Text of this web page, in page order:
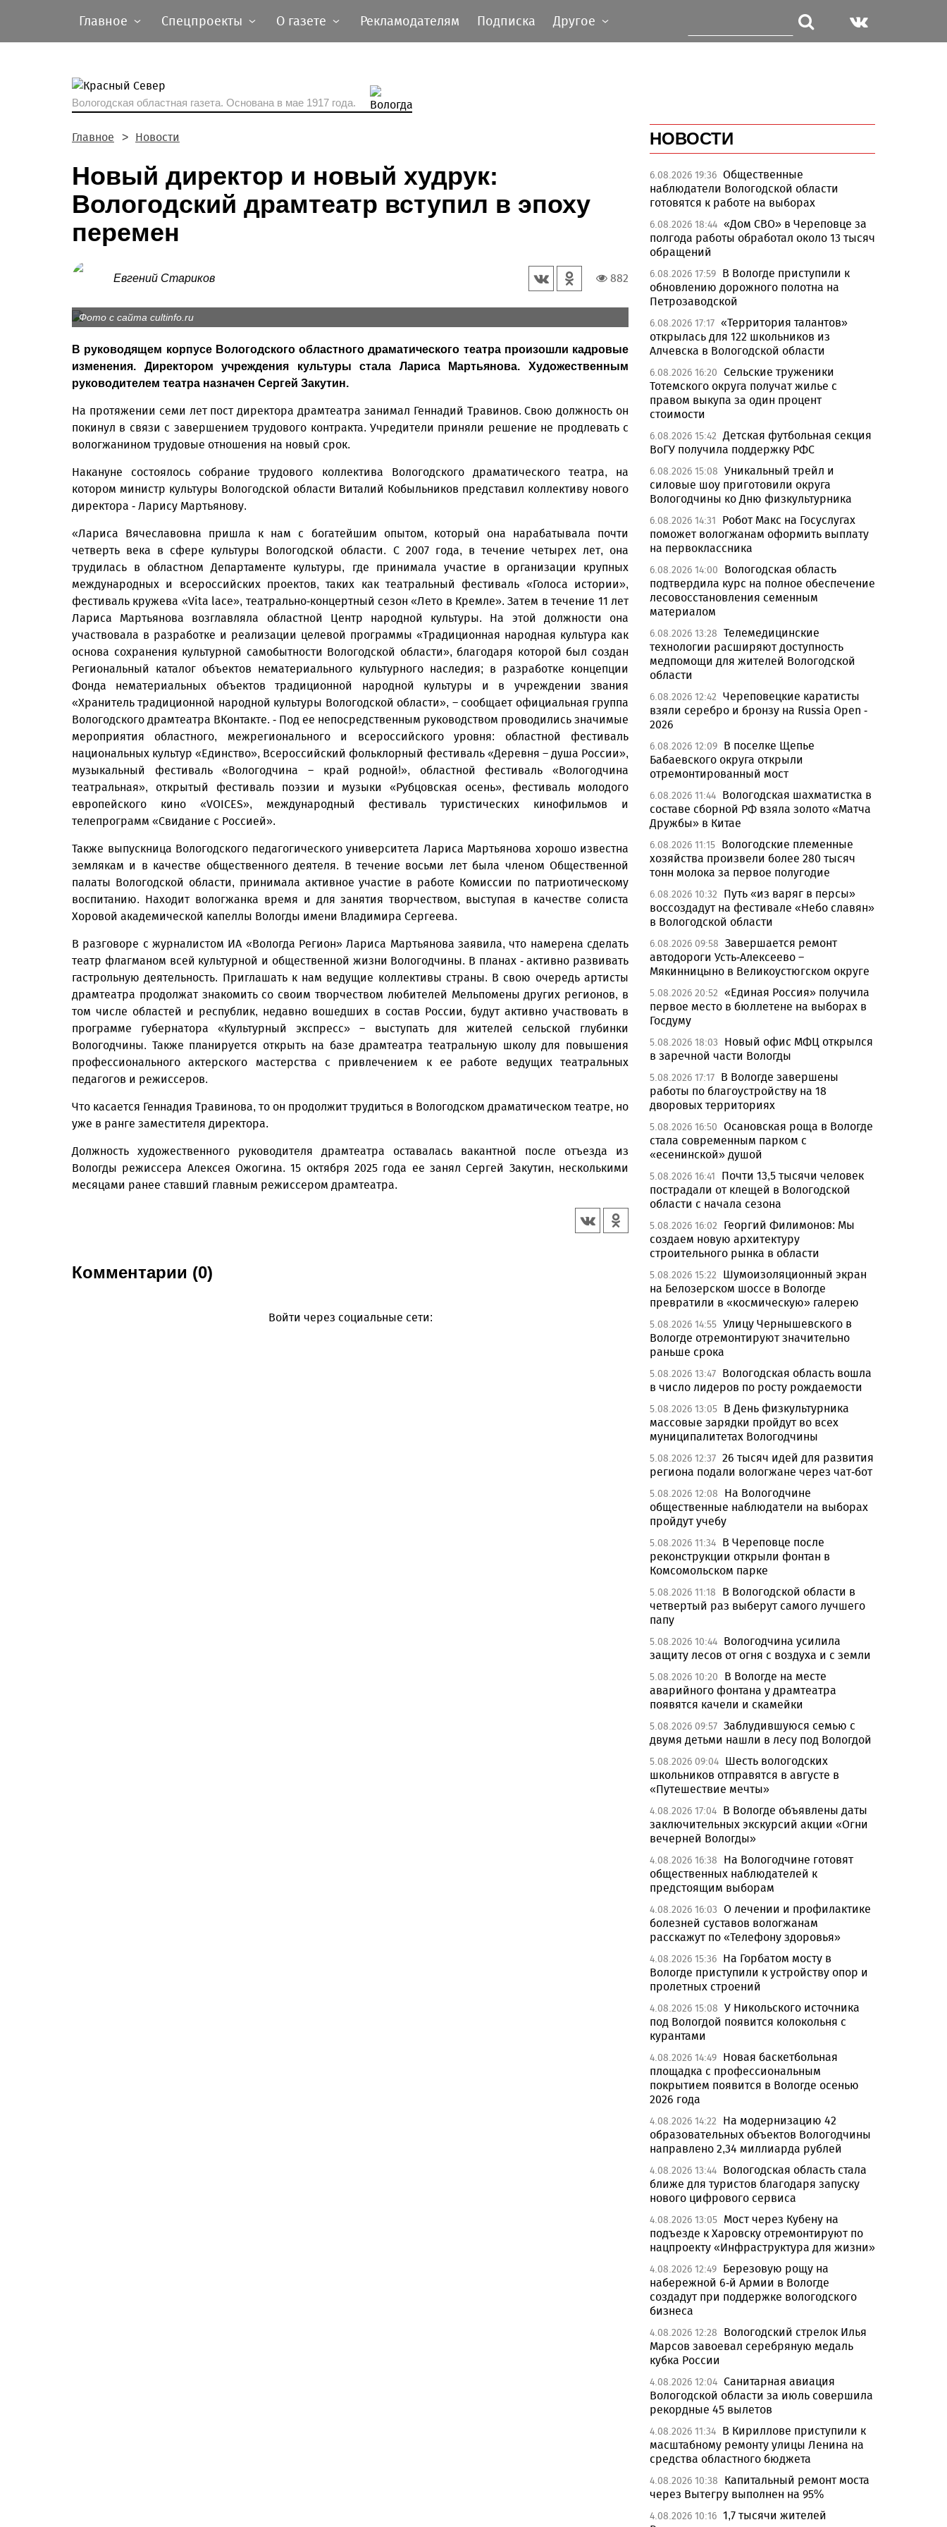
Главное Спецпроекты О газете Рекламодателям Подписка Другое
Вологодская областная газета. Основана в мае 1917 года.
Главное Новости
Новый директор и новый худрук:
Вологодский драмтеатр вступил в эпоху
перемен
Евгений Стариков 882
Фото с сайта cultinfo.ru
В руководящем корпусе Вологодского областного драматического театра произошли кадровые
изменения. Директором учреждения культуры стала Лариса Мартьянова. Художественным
руководителем театра назначен Сергей Закутин.
На протяжении семи лет пост директора драмтеатра занимал Геннадий Травинов. Свою должность он
покинул в связи с завершением трудового контракта. Учредители приняли решение не продлевать с
вологжанином трудовые отношения на новый срок.
Накануне состоялось собрание трудового коллектива Вологодского драматического театра, на
котором министр культуры Вологодской области Виталий Кобыльников представил коллективу нового
директора - Ларису Мартьянову.
«Лариса Вячеславовна пришла к нам с богатейшим опытом, который она нарабатывала почти
четверть века в сфере культуры Вологодской области. С 2007 года, в течение четырех лет, она
трудилась в областном Департаменте культуры, где принимала участие в организации крупных
международных и всероссийских проектов, таких как театральный фестиваль «Голоса истории»,
фестиваль кружева «Vita lace», театрально-концертный сезон «Лето в Кремле». Затем в течение 11 лет
Лариса Мартьянова возглавляла областной Центр народной культуры. На этой должности она
участвовала в разработке и реализации целевой программы «Традиционная народная культура как
основа сохранения культурной самобытности Вологодской области», благодаря которой был создан
Региональный каталог объектов нематериального культурного наследия; в разработке концепции
Фонда нематериальных объектов традиционной народной культуры и в учреждении звания
«Хранитель традиционной народной культуры Вологодской области», – сообщает официальная группа
Вологодского драмтеатра ВКонтакте. - Под ее непосредственным руководством проводились значимые
мероприятия областного, межрегионального и всероссийского уровня: областной фестиваль
национальных культур «Единство», Всероссийский фольклорный фестиваль «Деревня – душа России»,
музыкальный фестиваль «Вологодчина – край родной!», областной фестиваль «Вологодчина
театральная», открытый фестиваль поэзии и музыки «Рубцовская осень», фестиваль молодого
европейского кино «VOICES», международный фестиваль туристических кинофильмов и
телепрограмм «Свидание с Россией».
Также выпускница Вологодского педагогического университета Лариса Мартьянова хорошо известна
землякам и в качестве общественного деятеля. В течение восьми лет была членом Общественной
палаты Вологодской области, принимала активное участие в работе Комиссии по патриотическому
воспитанию. Находит вологжанка время и для занятия творчеством, выступая в качестве солиста
Хоровой академической капеллы Вологды имени Владимира Сергеева.
В разговоре с журналистом ИА «Вологда Регион» Лариса Мартьянова заявила, что намерена сделать
театр флагманом всей культурной и общественной жизни Вологодчины. В планах - активно развивать
гастрольную деятельность. Приглашать к нам ведущие коллективы страны. В свою очередь артисты
драмтеатра продолжат знакомить со своим творчеством любителей Мельпомены других регионов, в
том числе областей и республик, недавно вошедших в состав России, будут активно участвовать в
программе губернатора «Культурный экспресс» – выступать для жителей сельской глубинки
Вологодчины. Также планируется открыть на базе драмтеатра театральную школу для повышения
профессионального актерского мастерства с привлечением к ее работе ведущих театральных
педагогов и режиссеров.
Что касается Геннадия Травинова, то он продолжит трудиться в Вологодском драматическом театре, но
уже в ранге заместителя директора.
Должность художественного руководителя драмтеатра оставалась вакантной после отъезда из
Вологды режиссера Алексея Ожогина. 15 октября 2025 года ее занял Сергей Закутин, несколькими
месяцами ранее ставший главным режиссером драмтеатра.
Комментарии (0)
Войти через социальные сети:
НОВОСТИ
6.08.2026 19:36 Общественные
наблюдатели Вологодской области
готовятся к работе на выборах
6.08.2026 18:44 «Дом СВО» в Череповце за
полгода работы обработал около 13 тысяч
обращений
6.08.2026 17:59 В Вологде приступили к
обновлению дорожного полотна на
Петрозаводской
6.08.2026 17:17 «Территория талантов»
открылась для 122 школьников из
Алчевска в Вологодской области
6.08.2026 16:20 Сельские труженики
Тотемского округа получат жилье с
правом выкупа за один процент
стоимости
6.08.2026 15:42 Детская футбольная секция
ВоГУ получила поддержку РФС
6.08.2026 15:08 Уникальный трейл и
силовые шоу приготовили округа
Вологодчины ко Дню физкультурника
6.08.2026 14:31
Робот Макс на Госуслугах
поможет вологжанам оформить выплату
на первоклассника
6.08.2026 14:00
Вологодская область
подтвердила курс на полное обеспечение
лесовосстановления семенным
материалом
6.08.2026 13:28 Телемедицинские
технологии расширяют доступность
медпомощи для жителей Вологодской
области
6.08.2026 12:42 Череповецкие каратисты
взяли серебро и бронзу на Russia Open -
2026
6.08.2026 12:09 В поселке Щепье
Бабаевского округа открыли
отремонтированный мост
6.08.2026 11:44 Вологодская шахматистка в
составе сборной РФ взяла золото «Матча
Дружбы» в Китае
6.08.2026 11:15 Вологодские племенные
хозяйства произвели более 280 тысяч
тонн молока за первое полугодие
6.08.2026 10:32
Путь «из варяг в персы»
воссоздадут на фестивале «Небо славян»
в Вологодской области
6.08.2026 09:58 Завершается ремонт
автодороги Усть-Алексеево –
Мякинницыно в Великоустюгском округе
5.08.2026 20:52 «Единая Россия» получила
первое место в бюллетене на выборах в
Госдуму
5.08.2026 18:03
Новый офис МФЦ открылся
в заречной части Вологды
5.08.2026 17:17 В Вологде завершены
работы по благоустройству на 18
дворовых территориях
5.08.2026 16:50 Осановская роща в Вологде
стала современным парком с
«есенинской» душой
5.08.2026 16:41
Почти 13,5 тысячи человек
пострадали от клещей в Вологодской
области с начала сезона
5.08.2026 16:02
Георгий Филимонов: Мы
создаем новую архитектуру
строительного рынка в области
5.08.2026 15:22
Шумоизоляционный экран
на Белозерском шоссе в Вологде
превратили в «космическую» галерею
5.08.2026 14:55 Улицу Чернышевского в
Вологде отремонтируют значительно
раньше срока
5.08.2026 13:47 Вологодская область вошла
в число лидеров по росту рождаемости
5.08.2026 13:05 В День физкультурника
массовые зарядки пройдут во всех
муниципалитетах Вологодчины
5.08.2026 12:37 26 тысяч идей для развития
региона подали вологжане через чат-бот
5.08.2026 12:08
На Вологодчине
общественные наблюдатели на выборах
пройдут учебу
5.08.2026 11:34 В Череповце после
реконструкции открыли фонтан в
Комсомольском парке
5.08.2026 11:18
В Вологодской области в
четвертый раз выберут самого лучшего
папу
5.08.2026 10:44 Вологодчина усилила
защиту лесов от огня с воздуха и с земли
5.08.2026 10:20
В Вологде на месте
аварийного фонтана у драмтеатра
появятся качели и скамейки
5.08.2026 09:57 Заблудившуюся семью с
двумя детьми нашли в лесу под Вологдой
5.08.2026 09:04 Шесть вологодских
школьников отправятся в августе в
«Путешествие мечты»
4.08.2026 17:04 В Вологде объявлены даты
заключительных экскурсий акции «Огни
вечерней Вологды»
4.08.2026 16:38
На Вологодчине готовят
общественных наблюдателей к
предстоящим выборам
4.08.2026 16:03 О лечении и профилактике
болезней суставов вологжанам
расскажут по «Телефону здоровья»
4.08.2026 15:36 На Горбатом мосту в
Вологде приступили к устройству опор и
пролетных строений
4.08.2026 15:08 У Никольского источника
под Вологдой появится колокольня с
курантами
4.08.2026 14:49 Новая баскетбольная
площадка с профессиональным
покрытием появится в Вологде осенью
2026 года
4.08.2026 14:22
На модернизацию 42
образовательных объектов Вологодчины
направлено 2,34 миллиарда рублей
4.08.2026 13:44 Вологодская область стала
ближе для туристов благодаря запуску
нового цифрового сервиса
4.08.2026 13:05 Мост через Кубену на
подъезде к Харовску отремонтируют по
нацпроекту «Инфраструктура для жизни»
4.08.2026 12:49 Березовую рощу на
набережной 6-й Армии в Вологде
создадут при поддержке вологодского
бизнеса
4.08.2026 12:28
Вологодский стрелок Илья
Марсов завоевал серебряную медаль
кубка России
4.08.2026 12:04 Санитарная авиация
Вологодской области за июль совершила
рекордные 45 вылетов
4.08.2026 11:34 В Кириллове приступили к
масштабному ремонту улицы Ленина на
средства областного бюджета
4.08.2026 10:38
Капитальный ремонт моста
через Вытегру выполнен на 95%
4.08.2026 10:16 1,7 тысячи жителей